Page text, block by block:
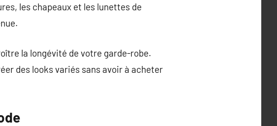
les chapeaux et les lunettes de
la longévité de votre garde-robe.
des looks variés sans avoir à acheter